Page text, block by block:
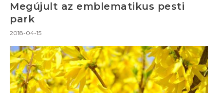
Megújult az emblematikus pesti
park
2018-04-15